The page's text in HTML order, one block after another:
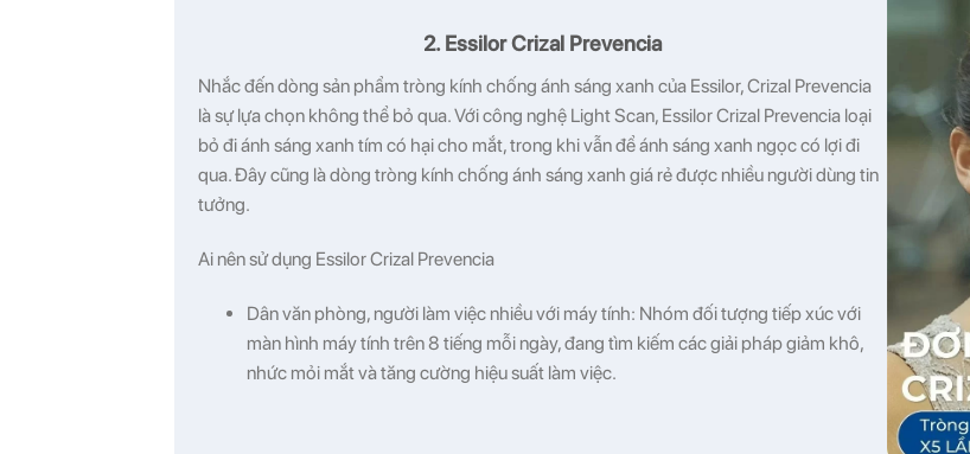
2.Essilor Crizal Prevencia
Nhắc đến dòng sản phẩm tròng kính chống ánh sáng xanh của Essilor, Crizal Prevencia
là sự lựa chọn không thể bỏ qua. Với công nghệ Light Scan, Essilor Crizal Prevencia loại
bỏ đi ánh sáng xanh tím có hại cho mắt, trong khi vẫn để ánh sáng xanh ngọc có lợi đi
qua. Đây cũng là dòng tròng kính chống ánh sáng xanh giá rẻ được nhiều người dùng tin
tưởng.
Ai nên sử dụng Essilor Crizal Prevencia
Dân văn phòng, người làm việc nhiều với máy tính: Nhóm đối tượng tiếp xúc với
màn hình máy tính trên 8 tiếng mỗi ngày, đang tìm kiếm các giải pháp giảm khô,
nhức mỏi mắt và tăng cường hiệu suất làm việc.